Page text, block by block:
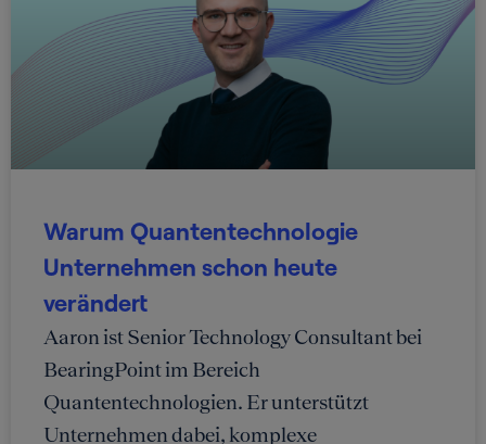
Warum Quantentechnologie
Unternehmen schon heute
verändert
Aaron ist Senior Technology Consultant bei
BearingPoint im Bereich
Quantentechnologien. Er unterstützt
Unternehmen dabei, komplexe